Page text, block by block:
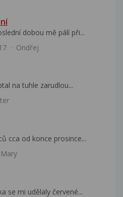
dobou mě pálí při...
Ondřej
na tuhle zarudlou...
cca od konce prosince...
Mary
se mi udělaly červené...